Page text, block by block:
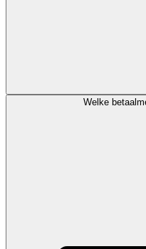
Welke